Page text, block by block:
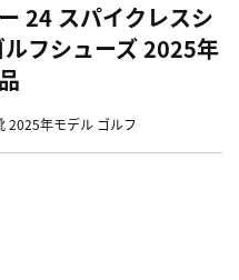
24 スパイクレスシ
フシューズ 2025年
2025年モデル ゴルフ